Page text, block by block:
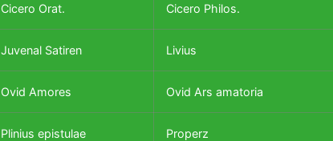
Cicero Orat. Cicero Philos.
Juvenal Satiren Livius
Ovid Amores Ovid Ars amatoria
Plinius epistulae Properz